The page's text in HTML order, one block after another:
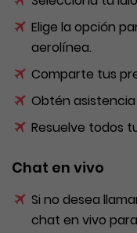
Elige la opción
aerolínea.
Comparte tus
Obtén
Resuelve todos
Chat en vivo
Si no desea
chat en vivo